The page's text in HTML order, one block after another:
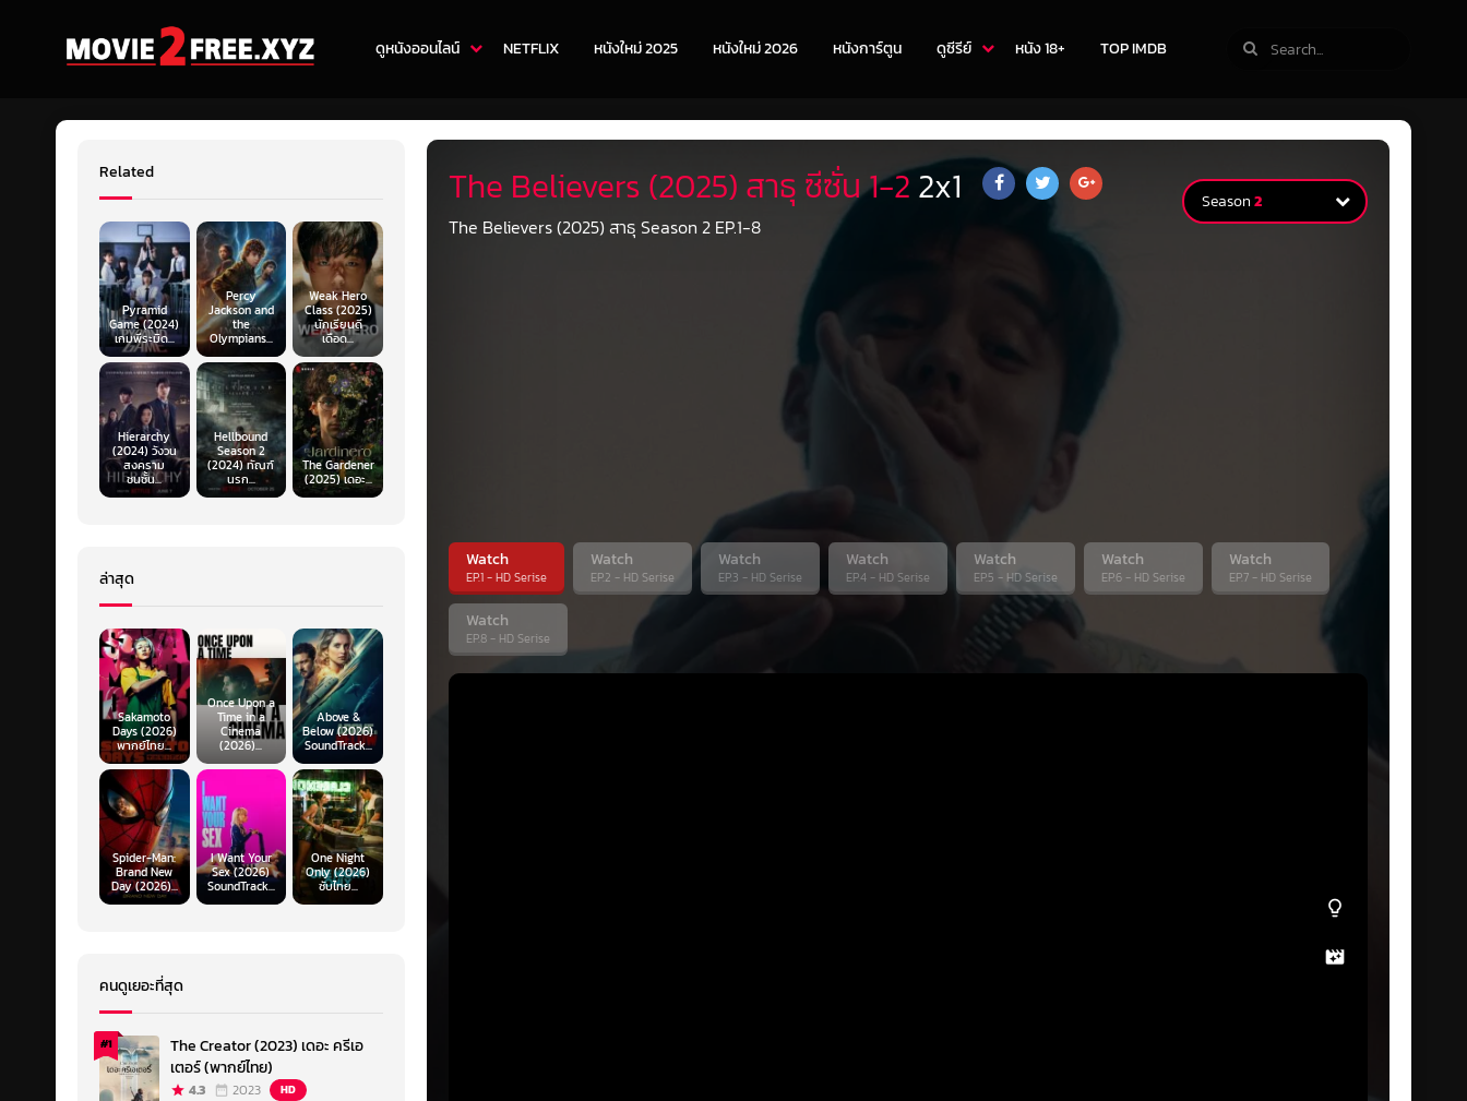
ดูหนังออนไลน์ NETFLIX หนังใหม่ 2025 หนังใหม่ 2026 หนังการ์ตูน ดูซีรีย์ หนัง 18+ TOP IMDB
The Believers (2025) สาธุ ซีซั่น 1-22x1
The Believers (2025) สาธุ Season 2 EP.1-8
Season2
Watch
EP.1 - HD Serise
Watch
EP.2 - HD Serise
Watch
EP.3 - HD Serise
Watch
EP.4 - HD Serise
Watch
EP.5 - HD Serise
Watch
EP.6 - HD Serise
Watch
EP.7 - HD Serise
Watch
EP.8 - HD Serise
Related
Pyramid
Game (2024)
เกมพีระมิด...
Percy
Jackson and
the
Olympians...
Weak Hero
Class (2025)
นักเรียนดี
เดือด...
Hierarchy
(2024) วังวน
สงคราม
ชนชั้น...
Hellbound
Season 2
(2024) ทัณฑ์
นรก...
The Gardener
(2025) เดอะ...
ล่าสุด
Sakamoto
Days (2026)
พากย์ไทย...
Once Upon a
Time in a
Cinema
(2026)...
Above &
Below (2026)
SoundTrack...
Spider-Man:
Brand New
Day (2026)...
I Want Your
Sex (2026)
SoundTrack...
One Night
Only (2026)
ซับไทย...
คนดูเยอะที่สุด
#1
The Creator (2023) เดอะ ครีเอ
เตอร์ (พากย์ไทย)
4.3 2023 HD